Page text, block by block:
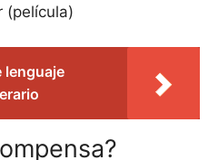
(película)
lenguaje